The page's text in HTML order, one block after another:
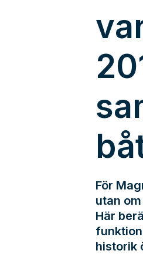
För
utan
Här
historik